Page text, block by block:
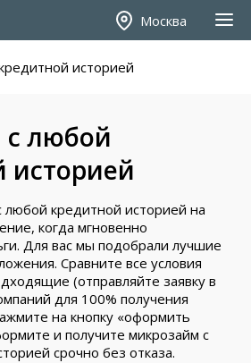
Москва
историей
с любой
историей
любой кредитной историей на
когда мгновенно
Для вас мы подобрали лучшие
Сравните все условия
(отправляйте заявку в
для 100% получения
на кнопку «оформить
и получите микрозайм с
срочно без отказа.